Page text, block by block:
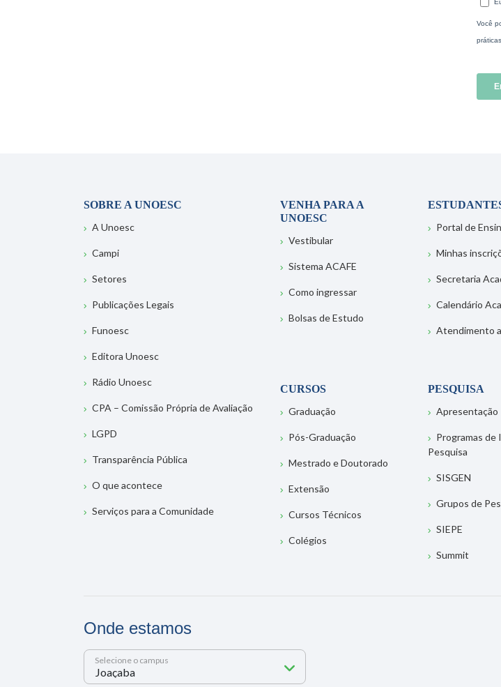
SOBRE A UNOESC
A Unoesc
Campi
Setores
Publicações Legais
Funoesc
Editora Unoesc
Rádio Unoesc
CPA – Comissão Própria de Avaliação
LGPD
Transparência Pública
O que acontece
Serviços para a Comunidade
VENHA PARA A
UNOESC
Vestibular
Sistema ACAFE
Como ingressar
Bolsas de Estudo
Portal de
Minhas
Secretaria
Calendário
Atendimento
CURSOS
Graduação
Pós-Graduação
Mestrado e Doutorado
Extensão
Cursos Técnicos
Colégios
PESQUISA
Apresentação
Programas de
Pesquisa
SISGEN
Grupos de
SIEPE
Summit
Onde estamos
Selecione o campus